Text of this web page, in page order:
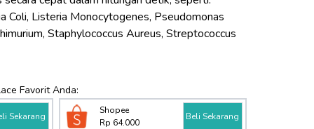
Coli, Listeria Monocytogenes, Pseudomonas
Staphylococcus Aureus, Streptococcus
Favorit Anda:
Sekarang
Shopee
Rp 64.000
Beli Sekarang